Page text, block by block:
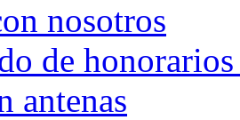
nosotros
de
antenas